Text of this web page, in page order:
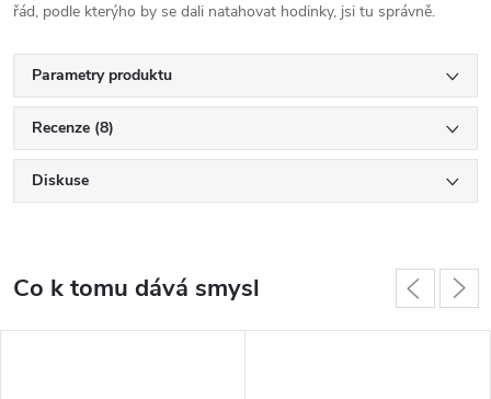
řád, podle kterýho by se dali natahovat hodinky, jsi tu správně.
Parametry produktu
Recenze (8)
Diskuse
Co k tomu dává smysl